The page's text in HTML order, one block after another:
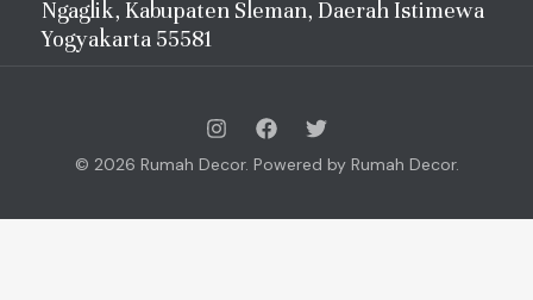
Ngaglik, Kabupaten Sleman, Daerah Istimewa
Yogyakarta 55581
© 2026 Rumah Decor. Powered by Rumah Decor.